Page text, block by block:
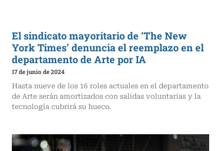
El sindicato mayoritario de ‘The New
York Times’ denuncia el reemplazo en el
departamento de Arte por IA
17 de junio de 2024
Hasta nueve de los 16 roles actuales en el departamento
de Arte serán amortizados con salidas voluntarias y la
tecnología cubrirá su hueco.